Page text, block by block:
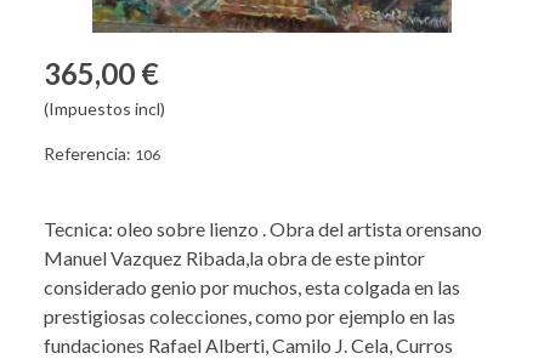
365,00 €
(Impuestos incl)
Referencia: 106
Tecnica: oleo sobre lienzo . Obra del artista orensano
Manuel Vazquez Ribada,la obra de este pintor
considerado genio por muchos, esta colgada en las
prestigiosas colecciones, como por ejemplo en las
fundaciones Rafael Alberti, Camilo J. Cela, Curros